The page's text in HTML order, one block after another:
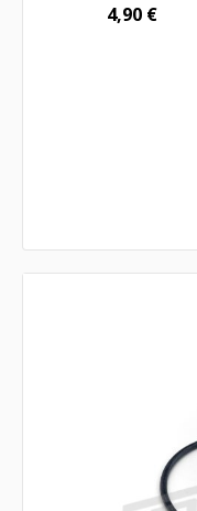
4,90 €